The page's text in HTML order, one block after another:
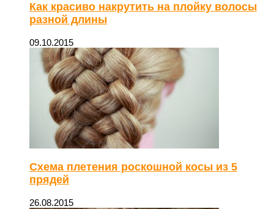
Как красиво накрутить на плойку волосы
разной длины
09.10.2015
Схема плетения роскошной косы из 5
прядей
26.08.2015